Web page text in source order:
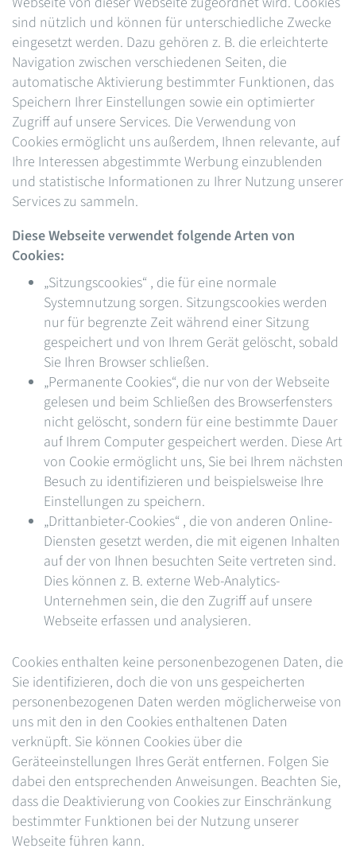
sind nützlich und können für unterschiedliche Zwecke
eingesetzt werden. Dazu gehören z. B. die erleichterte
Navigation zwischen verschiedenen Seiten, die
automatische Aktivierung bestimmter Funktionen, das
Speichern Ihrer Einstellungen sowie ein optimierter
Zugriff auf unsere Services. Die Verwendung von
Cookies ermöglicht uns außerdem, Ihnen relevante, auf
Ihre Interessen abgestimmte Werbung einzublenden
und statistische Informationen zu Ihrer Nutzung unserer
Services zu sammeln.
Diese Webseite verwendet folgende Arten von
Cookies:
„Sitzungscookies“ , die für eine normale
Systemnutzung sorgen. Sitzungscookies werden
nur für begrenzte Zeit während einer Sitzung
gespeichert und von Ihrem Gerät gelöscht, sobald
Sie Ihren Browser schließen.
„Permanente Cookies“, die nur von der Webseite
gelesen und beim Schließen des Browserfensters
nicht gelöscht, sondern für eine bestimmte Dauer
auf Ihrem Computer gespeichert werden. Diese Art
von Cookie ermöglicht uns, Sie bei Ihrem nächsten
Besuch zu identifizieren und beispielsweise Ihre
Einstellungen zu speichern.
„Drittanbieter-Cookies“ , die von anderen Online-
Diensten gesetzt werden, die mit eigenen Inhalten
auf der von Ihnen besuchten Seite vertreten sind.
Dies können z. B. externe Web-Analytics-
Unternehmen sein, die den Zugriff auf unsere
Webseite erfassen und analysieren.
Cookies enthalten keine personenbezogenen Daten, die
Sie identifizieren, doch die von uns gespeicherten
personenbezogenen Daten werden möglicherweise von
uns mit den in den Cookies enthaltenen Daten
verknüpft. Sie können Cookies über die
Geräteeinstellungen Ihres Gerät entfernen. Folgen Sie
dabei den entsprechenden Anweisungen. Beachten Sie,
dass die Deaktivierung von Cookies zur Einschränkung
bestimmter Funktionen bei der Nutzung unserer
Webseite führen kann.